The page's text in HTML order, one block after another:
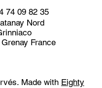
74 09 82 35
Nord
France
Made with Eighty